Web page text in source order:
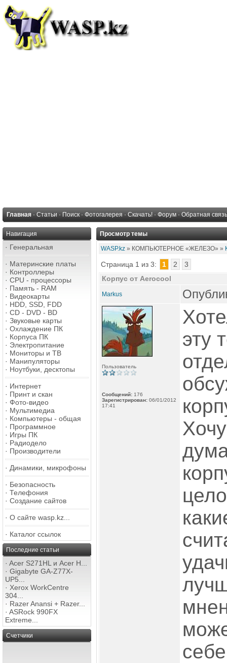
Главная · Статьи · Поиск · Фотогалерея · Скачать! · Форум · Обратная связь
Навигация
· Генеральная
· Материнские платы
· Контроллеры
· CPU - процессоры
· Память - RAM
· Видеокарты
· HDD, SSD, FDD
· CD - DVD - BD
· Звуковые карты
· Охлаждение ПК
· Корпуса ПК
· Электропитание
· Мониторы и ТВ
· Манипуляторы
· Ноутбуки, десктопы
· Интернет
· Принт и скан
· Фото-видео
· Мультимедиа
· Компьютеры - общая
· Программное
· Игры ПК
· Радиодело
· Производители
· Динамики, микрофоны
· Безопасность
· Телефония
· Создание сайтов
· О сайте wasp.kz...
· Каталог ссылок
Последние статьи
· Acer S271HL и Acer H...
· Gigabyte GA-Z77X-
UP5...
· Xerox WorkCentre
304...
· Razer Anansi + Razer...
· ASRock 990FX
Extreme...
Счетчики
Просмотр темы
WASP.kz » КОМПЬЮТЕРНОЕ «ЖЕЛЕЗО» »
Страница 1 из 3: 1 2
3
Корпус от Aerocool
Markus
Пользователь
Сообщений: 176
Зарегистрирован: 06/01/2012
17:41
эту